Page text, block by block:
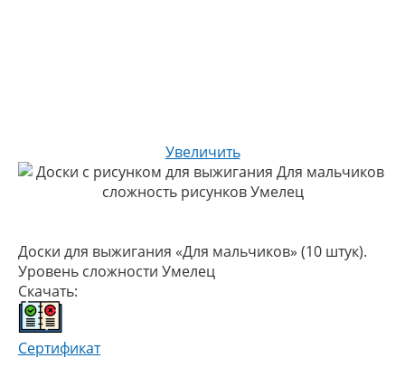
Увеличить
Доски для выжигания «Для мальчиков» (10 штук).
Уровень сложности Умелец
Скачать:
Сертификат